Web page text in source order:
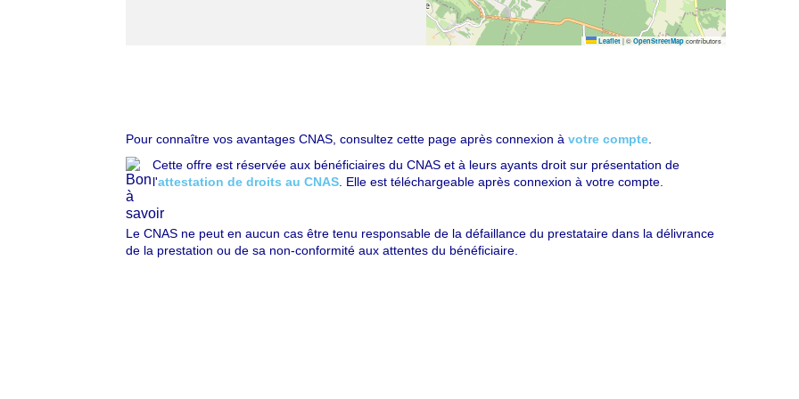
Leaflet |© OpenStreetMap contributors
Pour connaître vos avantages CNAS, consultez cette page après connexion àvotre compte
Cette offre est réservée aux bénéficiaires du CNAS et à leurs ayants droit sur présentation de
l'attestation de droits au CNAS . Elle est téléchargeable après connexion à votre compte.
Le CNAS ne peut en aucun cas être tenu responsable de la défaillance du prestataire dans la délivrance
de la prestation ou de sa non-conformité aux attentes du bénéficiaire.